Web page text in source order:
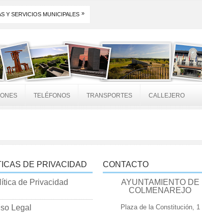
Y SERVICIOS MUNICIPALES »
TELÉFONOS TRANSPORTES CALLEJERO
DE PRIVACIDAD
de Privacidad
Legal
CONTACTO
AYUNTAMIENTO DE
COLMENAREJO
Plaza de la Constitución, 1